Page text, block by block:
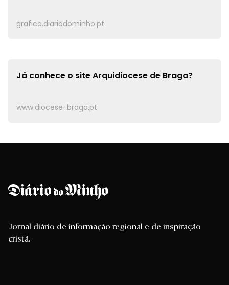
grafica.diariodominho.pt
Já conhece o siteArquidiocese de Braga?
www.diocese-braga.pt
Jornal diário de informação regional e de inspiração
cristã.